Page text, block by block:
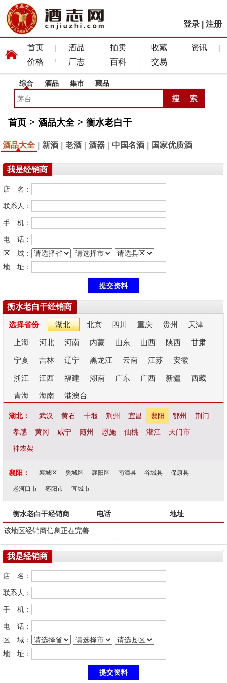
登录 注册
首页 酒品 拍卖 收藏
资讯
价格
厂志 百科 交易
综合 酒品 集市 藏品
首页 > 酒品大全 > 衡水老白干
酒品大全 新酒 老酒 酒器 中国名酒 国家优质酒
我是经销商
店 名：
联系人：
手 机：
电 话：
区 域：
地 址：
衡水老白干经销商
选择省份 湖北 北京 四川 重庆 贵州 天津
上海 河北 河南 内蒙 山东 山西 陕西 甘肃
宁夏 吉林 辽宁 黑龙江 云南 江苏 安徽
浙江 江西 福建 湖南 广东 广西 新疆 西藏
青海 海南 港澳台
湖北： 武汉 黄石 十堰 荆州 宜昌 襄阳 鄂州
荆门
孝感
黄冈 咸宁 随州 恩施 仙桃 潜江
天门市
神农架
襄阳： 襄城区 樊城区 襄阳区 南漳县 谷城县 保康县
老河口市 枣阳市 宜城市
衡水老白干经销商 电话 地址
该地区经销商信息正在完善
我是经销商
店 名：
联系人：
手 机：
电 话：
区 域：
地 址：